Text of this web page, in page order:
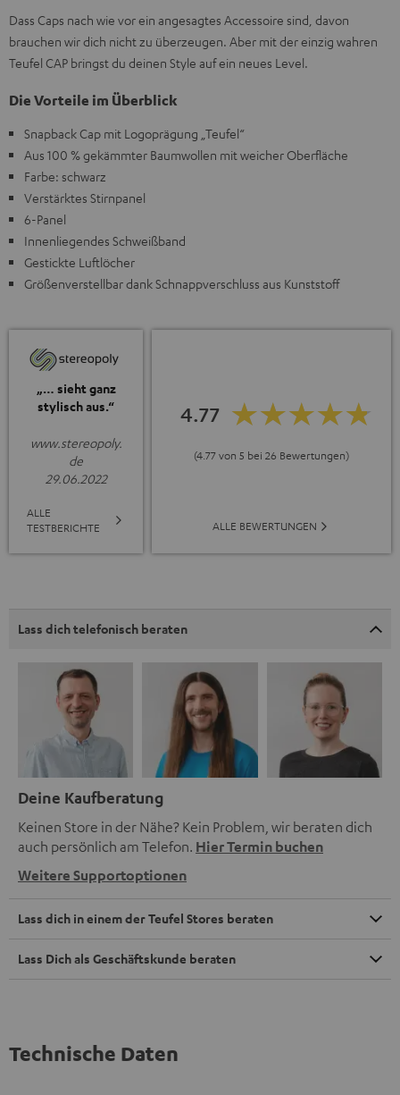
Dass Caps nach wie vor ein angesagtes Accessoire sind, davon
brauchen wir dich nicht zu überzeugen. Aber mit der einzig wahren
Teufel CAP bringst du deinen Style auf ein neues Level.
Die Vorteile im Überblick
Snapback Cap mit Logoprägung „Teufel“
Aus 100 % gekämmter Baumwollen mit weicher Oberfläche
Farbe: schwarz
Verstärktes Stirnpanel
6-Panel
Innenliegendes Schweißband
Gestickte Luftlöcher
Größenverstellbar dank Schnappverschluss aus Kunststoff
„… sieht ganz
stylisch aus.“
www.stereopoly.
de
29.06.2022
ALLE
TESTBERICHTE
4.77
(4.77 von 5 bei 26 Bewertungen)
ALLE BEWERTUNGEN
Lass dich telefonisch beraten
Deine Kaufberatung
Keinen Store in der Nähe? Kein Problem, wir beraten dich
auch persönlich am Telefon. Hier Termin buchen
Weitere Supportoptionen
Lass dich in einem der Teufel Stores beraten
Lass Dich als Geschäftskunde beraten
Technische Daten